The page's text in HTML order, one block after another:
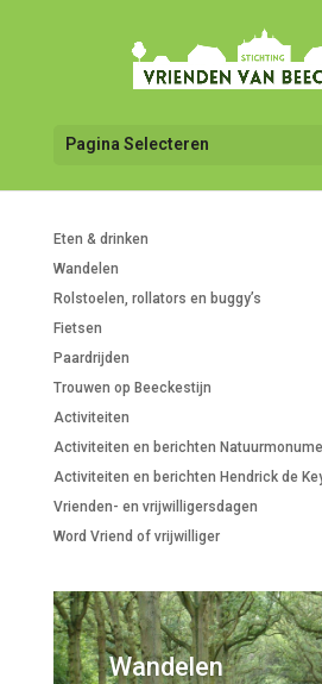
Pagina Selecteren
Eten & drinken
Wandelen
Rolstoelen, rollators en buggy’s
Fietsen
Paardrijden
Trouwen op Beeckestijn
Activiteiten
Activiteiten en berichten
Activiteiten en berichten Hendrick de
Vrienden- en vrijwilligersdagen
Word Vriend of vrijwilliger
Wandelen